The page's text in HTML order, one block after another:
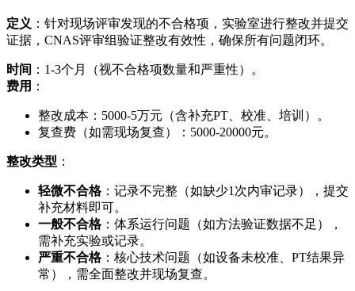
定义 ：针对现场评审发现的不合格项，实验室进行整改并提交
证据，CNAS评审组验证整改有效性，确保所有问题闭环。
时间 ：1-3个月（视不合格项数量和严重性）。
费用 ：
整改成本：5000-5万元（含补充PT、校准、培训）。
复查费（如需现场复查）：5000-20000元。
整改类型 ：
轻微不合格：记录不完整（如缺少1次内审记录），提交
补充材料即可。
一般不合格：体系运行问题（如方法验证数据不足），
需补充实验或记录。
严重不合格：核心技术问题（如设备未校准、PT结果异
常），需全面整改并现场复查。